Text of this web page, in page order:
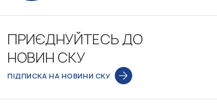
ПРИЄДНУЙТЕСЬ ДО
НОВИН СКУ
ПІДПИСКА НА НОВИНИ СКУ